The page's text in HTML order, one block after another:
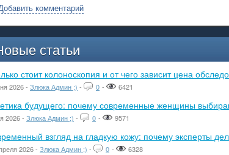
комментарий
статьи
стоит колоноскопия и от чего зависит цена
2026 - Злюка Админ ;) - 0 - 6421
будущего: почему современные женщины
2026 - Злюка Админ ;) - 0 - 9571
взгляд на гладкую кожу: почему эксперты
2026 - Злюка Админ ;) - 0 - 6328